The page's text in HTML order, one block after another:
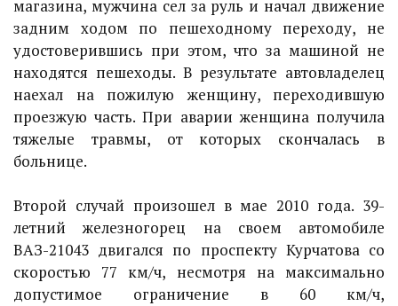
магазина, мужчина сел за руль и начал движение
задним ходом по пешеходному переходу, не
удостоверившись при этом, что за машиной не
находятся пешеходы. В результате автовладелец
наехал на пожилую женщину, переходившую
проезжую часть. При аварии женщина получила
тяжелые травмы, от которых скончалась в
больнице.
Второй случай произошел в мае 2010 года. 39-
летний железногорец на своем автомобиле
ВАЗ-21043 двигался по проспекту Курчатова со
скоростью 77 км/ч, несмотря на максимально
допустимое ограничение в 60 км/ч,